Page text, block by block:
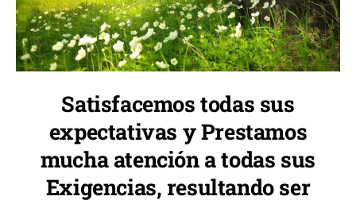
Satisfacemos todas sus
expectativas y Prestamos
mucha atención a todas sus
Exigencias, resultando ser